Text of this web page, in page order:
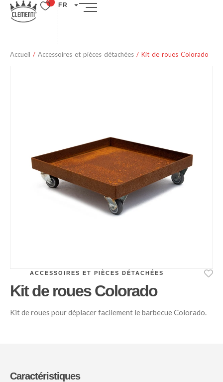
FR
Accueil / Accessoires et pièces détachées / Kit de roues Colorado
ACCESSOIRES ET PIÈCES DÉTACHÉES
Kit de roues Colorado
Kit de roues pour déplacer facilement le barbecue Colorado.
Caractéristiques